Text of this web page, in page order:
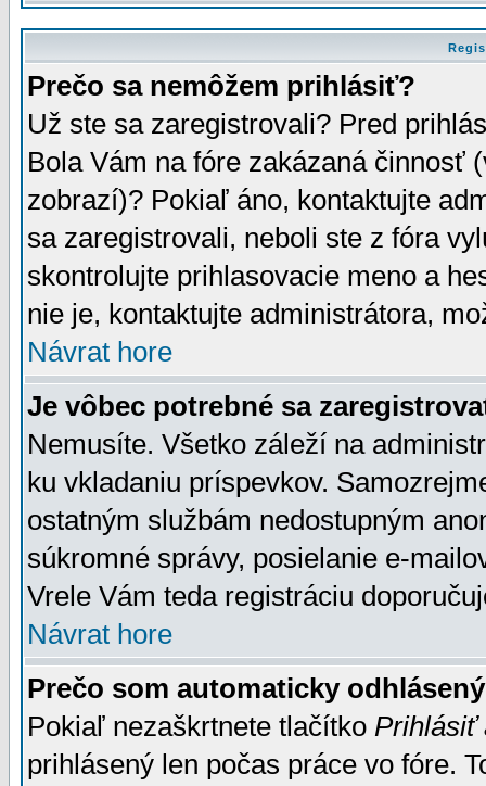
Prečo sa nemôžem prihlásiť?
Už ste sa zaregistrovali? Pred
Bola Vám na fóre zakázaná činnosť
zobrazí)? Pokiaľ áno, kontaktujte
sa zaregistrovali, neboli ste z fóra
skontrolujte prihlasovacie meno a
nie je, kontaktujte administrátora,
Návrat hore
Je vôbec potrebné sa
Nemusíte. Všetko záleží na
ku vkladaniu príspevkov.
ostatným službám nedostupným
súkromné správy, posielanie e-
Vrele Vám teda registráciu
Návrat hore
Prečo som automaticky
Pokiaľ nezaškrtnete tlačítko Prihlásiť
prihlásený len počas práce vo fóre.